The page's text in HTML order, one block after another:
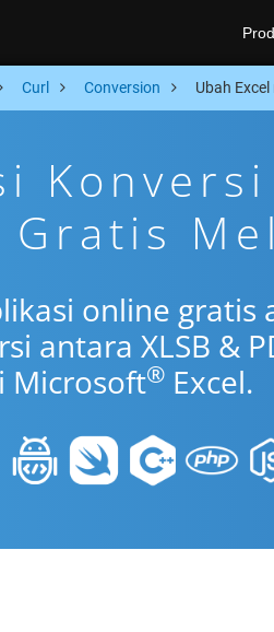
Curl Conversion Ubah Excel
Konversi
Gratis
online gratis
antara XLSB &
Microsoft® Excel.